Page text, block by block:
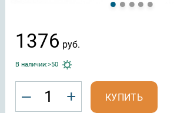
1376 руб.
В наличии:>50
– + КУПИТЬ